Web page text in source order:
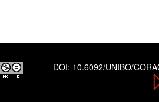
DOI: 10.6092/UNIBO/